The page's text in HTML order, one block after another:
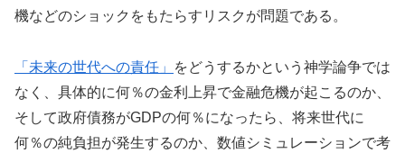
機などのショックをもたらすリスクが問題である。
「未来の世代への責任」
をどうするかという神学論争では
なく、具体的に何％の金利上昇で金融危機が起こるのか、
そして政府債務がGDPの何％になったら、将来世代に
何％の純負担が発生するのか、数値シミュレーションで考